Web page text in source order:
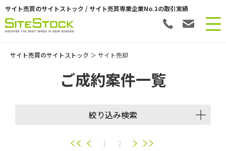
サイト売買のサイトストック / サイト売買専業企業No.1の取引実績
サイト売買のサイトストック ＞ サイト売却
ご成約案件一覧
絞り込み検索
1 2